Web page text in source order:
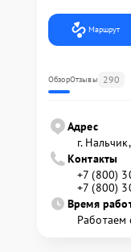
Маршрут
ОбзорОтзывы 290
Адрес
г.
Контакты
+7 (800)
+7 (800)
Время
Работаем